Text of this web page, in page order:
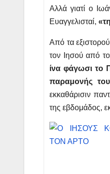
Αλλά γιατί ο
Ευαγγελισταί,
Από τα
τον Ιησού από
ίνα φάγωσι το
παραμονής
εκκαθάρισιν
της εβδομάδος,